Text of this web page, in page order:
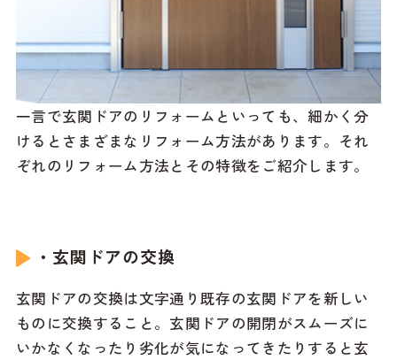
一言で玄関ドアのリフォームといっても、細かく分
けるとさまざまなリフォーム方法があります。それ
ぞれのリフォーム方法とその特徴をご紹介します。
・玄関ドアの交換
玄関ドアの交換は文字通り既存の玄関ドアを新しい
ものに交換すること。玄関ドアの開閉がスムーズに
いかなくなったり劣化が気になってきたりすると玄